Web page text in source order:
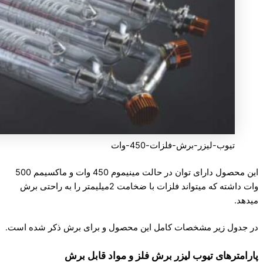
تیوب-لیزر-برش-فلزات-450-وات
این محصول دارای توان در حالت مینیموم 450 وات و ماکسیمم 500
وات داشته که میتواند فلزات با ضخامت 2میلیمتر را به راحتی برش
میدهد.
در جدول زیر مشخصات کامل این محصول و برای برش ذکر شده است.
پارامترهای تیوب لیزر برش فلز و مواد قابل برش